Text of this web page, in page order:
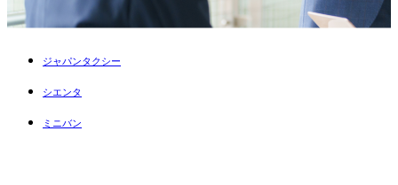
ジャパンタクシー
シエンタ
ミニバン